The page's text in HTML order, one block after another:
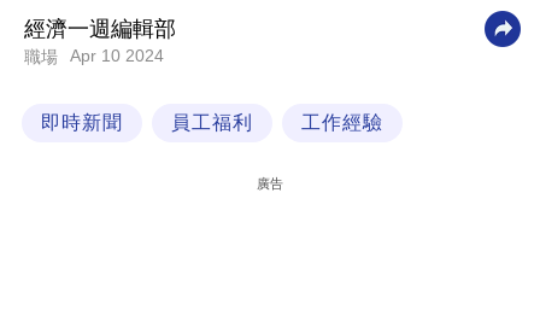
業
科
經濟一週編輯部
職場 Apr 10 2024
即時新聞 員工福利 工作經驗
廣告